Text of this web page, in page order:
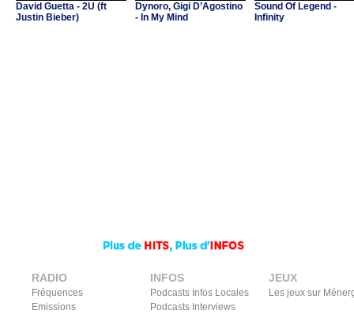
David Guetta - 2U (ft
Justin Bieber)
Dynoro, Gigi D’Agostino
- In My Mind
Sound Of Legend -
Infinity
RADIO
Fréquences
Emissions
INFOS
Podcasts Infos Locales
Podcasts Interviews
JEUX
Les jeux sur